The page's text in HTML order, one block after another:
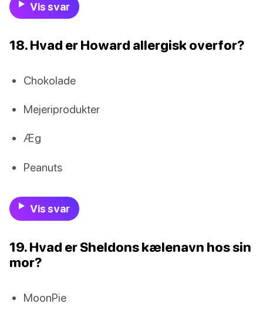
Vis svar
18. Hvad er Howard allergisk overfor?
Chokolade
Mejeriprodukter
Æg
Peanuts
Vis svar
19. Hvad er Sheldons kælenavn hos sin
mor?
MoonPie